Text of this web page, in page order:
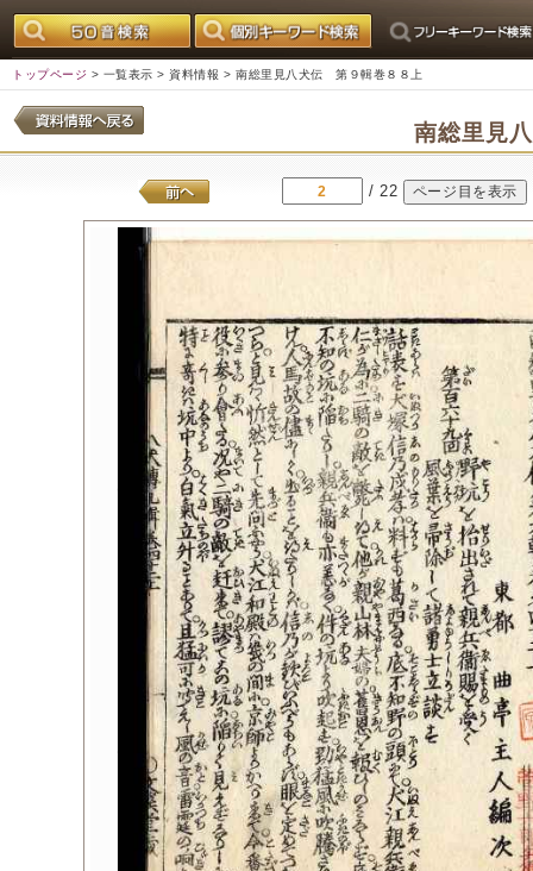
トップページ > 一覧表示 > 資料情報 > 南総里見八犬伝 第９輯巻８８上
南総里見
/ 22